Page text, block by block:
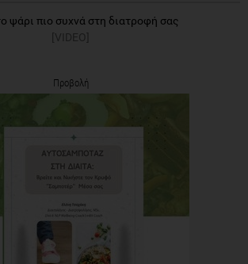
ψάρι πιο συχνά στη διατροφή σας
[VIDEO]
Προβολή